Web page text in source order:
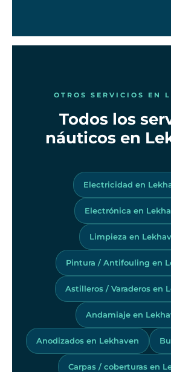
OTROS SERVICIOS EN
Todos los
náuticos en
Electricidad en
Electrónica en
Limpieza en
Pintura / Antifouling en
Astilleros / Varaderos en
Andamiaje en
Anodizados en Lekhaven
Carpas / coberturas en